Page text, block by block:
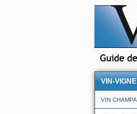
VIN-VIGNE
VIN